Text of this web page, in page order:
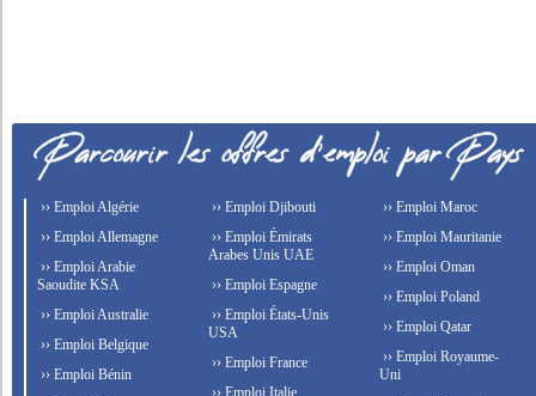
›› Emploi Algérie
›› Emploi Allemagne
›› Emploi Arabie
Saoudite KSA
›› Emploi Australie
›› Emploi Belgique
›› Emploi Bénin
›› Emploi Djibouti
›› Emploi Émirats
Arabes Unis UAE
›› Emploi Espagne
›› Emploi États-Unis
USA
›› Emploi France
›› Emploi Italie
›› Emploi Maroc
›› Emploi Mauritanie
›› Emploi Oman
›› Emploi Poland
›› Emploi Qatar
›› Emploi Royaume-
Uni